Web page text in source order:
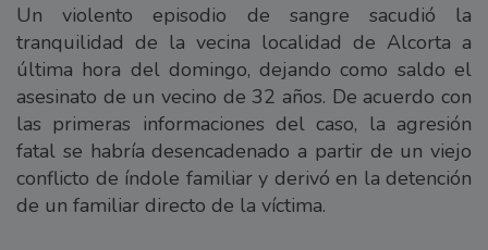
Un violento episodio de sangre sacudió la
tranquilidad de la vecina localidad de Alcorta a
última hora del domingo, dejando como saldo el
asesinato de un vecino de 32 años. De acuerdo con
las primeras informaciones del caso, la agresión
fatal se habría desencadenado a partir de un viejo
conflicto de índole familiar y derivó en la detención
de un familiar directo de la víctima.